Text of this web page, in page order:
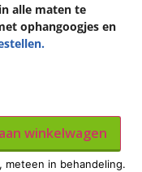
alle maten te
ophangoogjes en
winkelwagen